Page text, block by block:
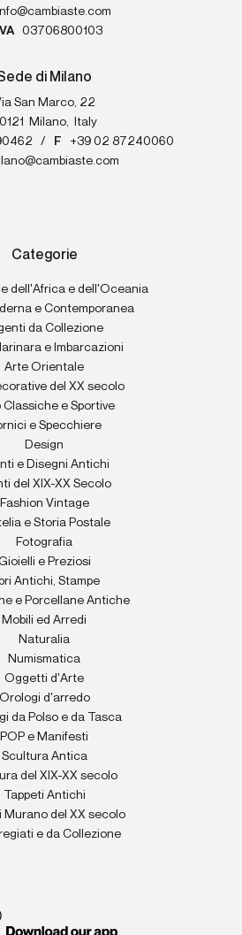
03706800103
di Milano
San Marco, 22
Milano,
Italy
/ F
+39 02 87240060
Categorie
dell'Africa e dell'Oceania
e Contemporanea
da Collezione
e Imbarcazioni
Arte Orientale
del XX secolo
Classiche e Sportive
e Specchiere
Design
e Disegni Antichi
del XIX-XX Secolo
Fashion Vintage
e Storia Postale
Fotografia
e Preziosi
Antichi, Stampe
e Porcellane Antiche
Mobili ed Arredi
Naturalia
Numismatica
Oggetti d'Arte
Orologi d'arredo
da Polso e da Tasca
POP e Manifesti
Scultura Antica
del XIX-XX secolo
Tappeti Antichi
Murano del XX secolo
e da Collezione